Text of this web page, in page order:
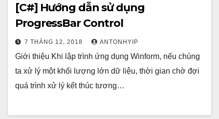
[C#] Hướng dẫn sử dụng
ProgressBar Control
7 THÁNG 12, 2018 ANTONHYIP
Giới thiệu Khi lập trình ứng dụng Winform, nếu chúng
ta xử lý một khối lượng lớn dữ liệu, thời gian chờ đợi
quá trình xử lý kết thúc tương…